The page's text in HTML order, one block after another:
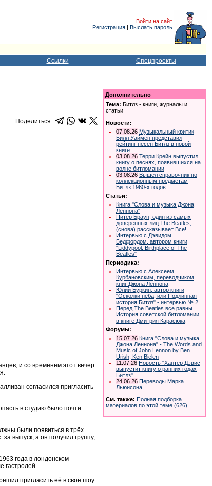
Войти на сайт
Регистрация | Выслать пароль
Ссылки Спецпроекты
Поделиться:
и со временем этот вечер
согласился пригласить
в студию было почти
были появиться в трёх
выпуск, а он получил группу,
года в лондонском
гастролей.
пригласить её в своё шоу.
Дополнительно
Тема: Битлз - книги, журналы и
статьи
Новости:
07.08.26 Музыкальный критик
Билл Уаймен представил
рейтинг песен Битлз в новой
книге
03.08.26 Терри Крейн выпустил
книгу о песнях, появившихся на
волне битломании
03.08.26 Вышел справочник по
коллекционным предметам
Битлз 1960-х годов
Статьи:
Книга "Слова и музыка Джона
Леннона"
Питер Браун, один из самых
доверенных лиц The Beatles,
(снова) рассказывает Все!
Интервью с Дэвидом
Бедфордом, автором книги
"Liddypool: Birthplace of The
Beatles"
Периодика:
Интервью с Алексеем
Курбановским, переводчиком
книг Джона Леннона
Юлий Буркин, автор книги
"Осколки неба, или Подлинная
история Битлз" - интервью № 2
Перед The Beatles все равны.
История советской битломании
в книге Дмитрия Карасюка
Форумы:
15.07.26 Книга "Слова и музыка
Джона Леннона" - The Words and
Music of John Lennon by Ben
Urish, Ken Bielen
11.07.26 Новость "Хантер Дэвис
выпустит книгу о ранних годах
Битлз"
24.06.26 Переводы Марка
Льюисона
См. также: Полная подборка
материалов по этой теме (626)